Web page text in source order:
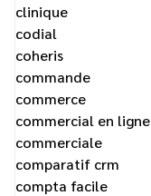
clinique
codial
coheris
commande
commerce
commercial en ligne
commerciale
comparatif crm
compta facile